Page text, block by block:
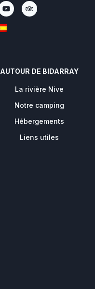
AUTOUR DE BIDARRAY
La rivière Nive
Notre camping
Hébergements
Liens utiles